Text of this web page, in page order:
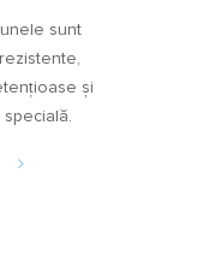
sunt
și